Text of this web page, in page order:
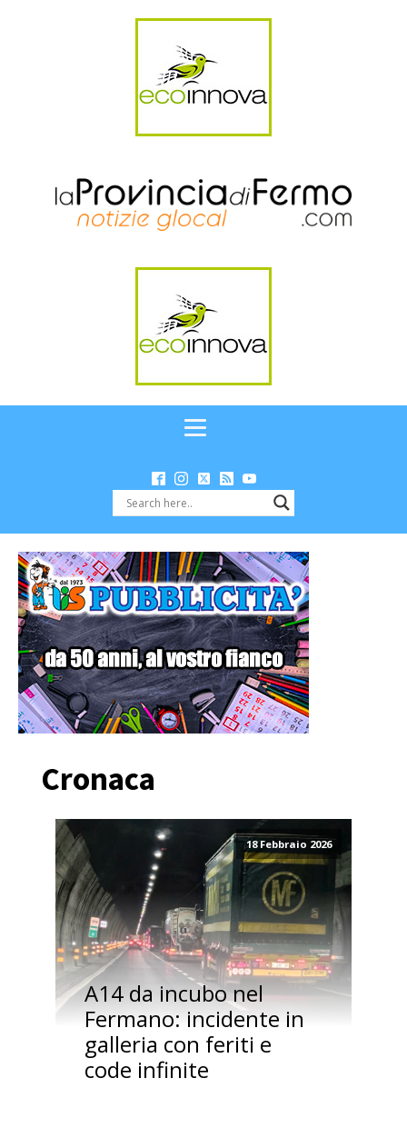
Cronaca
18 Febbraio 2026
A14 da incubo nel
Fermano: incidente in
galleria con feriti e
code infinite